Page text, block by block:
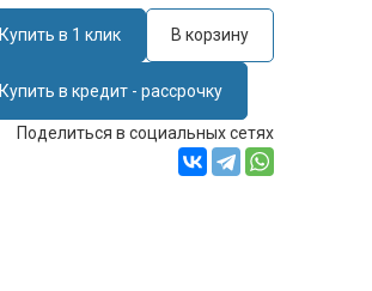
Купить в 1 клик В корзину
Купить в кредит - рассрочку
Поделиться в социальных сетях